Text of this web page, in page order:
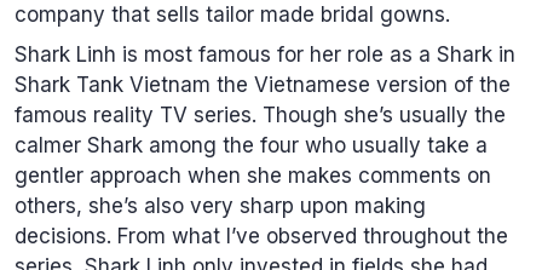
company that sells tailor made bridal gowns.
Shark Linh is most famous for her role as a Shark in
Shark Tank Vietnam the Vietnamese version of the
famous reality TV series. Though she’s usually the
calmer Shark among the four who usually take a
gentler approach when she makes comments on
others, she’s also very sharp upon making
decisions. From what l’ve observed throughout the